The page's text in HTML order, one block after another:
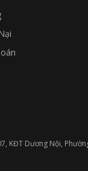
KĐT Dương Nội,